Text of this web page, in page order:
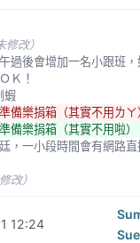
修改）
Ｋ！
蝦
樂捐箱（其實不用ㄌㄚ
備樂捐箱（其實不用啦）
廷，一小段時間會有網路直
改）
12:24